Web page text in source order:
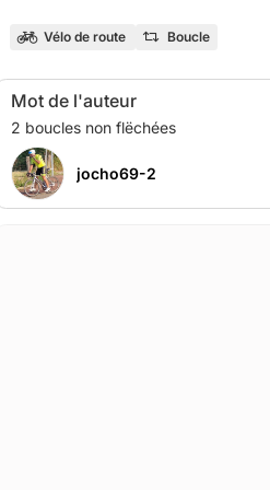
Vélo de route Boucle
Mot de l'auteur
jocho69-2